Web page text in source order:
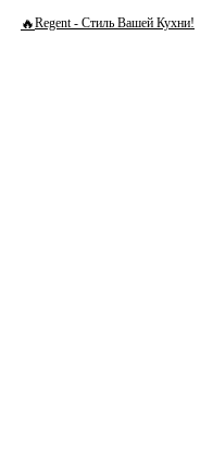
🔥Regent - Стиль Вашей Кухни!